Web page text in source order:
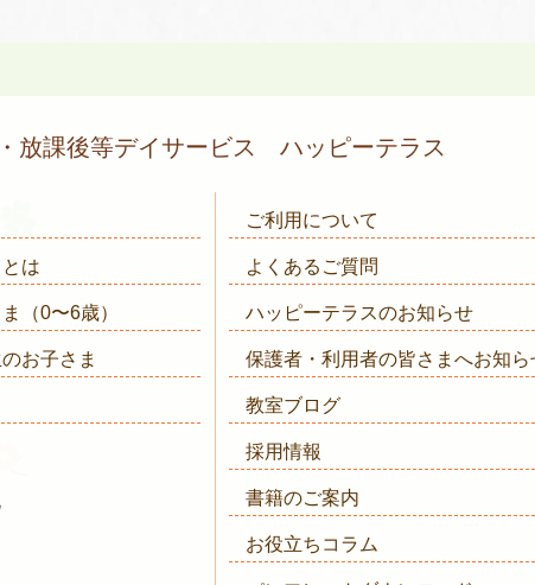
放課後等デイサービス ハッピーテラス
は
（0〜6歳）
お子さま
ご利用について
よくあるご質問
ハッピーテラスのお知らせ
保護者・利用者の皆さまへお知ら
教室ブログ
採用情報
書籍のご案内
お役立ちコラム